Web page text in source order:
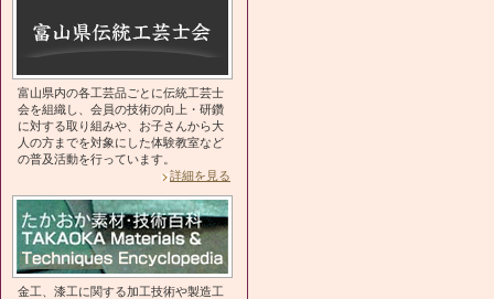
富山県内の各工芸品ごとに伝統工芸士
会を組織し、会員の技術の向上・研鑽
に対する取り組みや、お子さんから大
人の方までを対象にした体験教室など
の普及活動を行っています。
詳細を見る
金工、漆工に関する加工技術や製造工